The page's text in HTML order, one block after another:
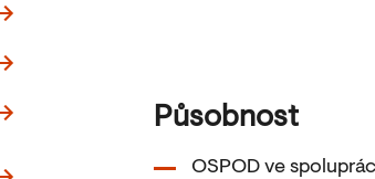
Působnost
OSPOD ve